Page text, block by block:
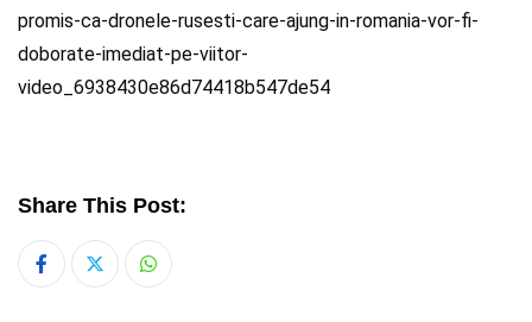
promis-ca-dronele-rusesti-care-ajung-in-romania-vor-fi-
doborate-imediat-pe-viitor-
video_6938430e86d74418b547de54
Share This Post:
Whatsapp